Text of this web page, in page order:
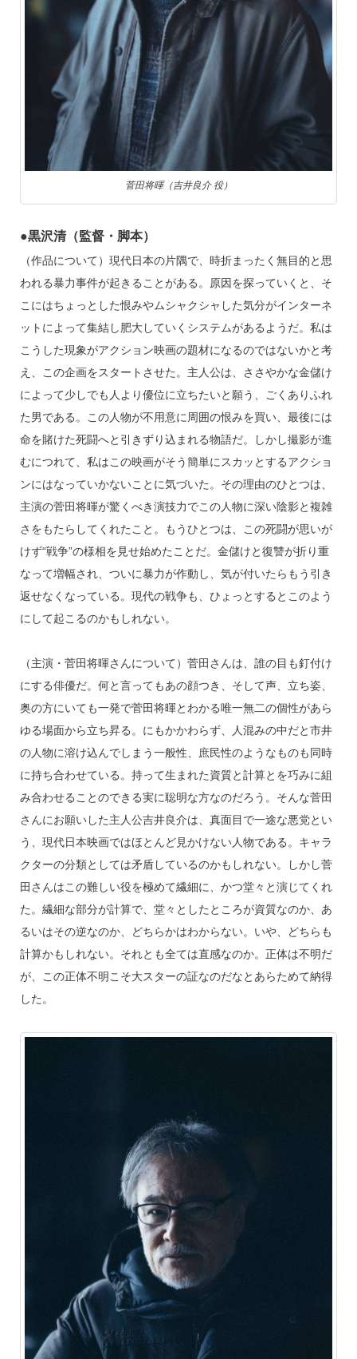
菅田将暉（吉井良介 役）
●黒沢清（監督・脚本）
（作品について）現代日本の片隅で、時折まったく無目的と思
われる暴力事件が起きることがある。原因を探っていくと、そ
こにはちょっとした恨みやムシャクシャした気分がインターネ
ットによって集結し肥大していくシステムがあるようだ。私は
こうした現象がアクション映画の題材になるのではないかと考
え、この企画をスタートさせた。主人公は、ささやかな金儲け
によって少しでも人より優位に立ちたいと願う、ごくありふれ
た男である。この人物が不用意に周囲の恨みを買い、最後には
命を賭けた死闘へと引きずり込まれる物語だ。しかし撮影が進
むにつれて、私はこの映画がそう簡単にスカッとするアクショ
ンにはなっていかないことに気づいた。その理由のひとつは、
主演の菅田将暉が驚くべき演技力でこの人物に深い陰影と複雑
さをもたらしてくれたこと。もうひとつは、この死闘が思いが
けず“戦争”の様相を見せ始めたことだ。金儲けと復讐が折り重
なって増幅され、ついに暴力が作動し、気が付いたらもう引き
返せなくなっている。現代の戦争も、ひょっとするとこのよう
にして起こるのかもしれない。
（主演・菅田将暉さんについて）菅田さんは、誰の目も釘付け
にする俳優だ。何と言ってもあの顔つき、そして声、立ち姿、
奥の方にいても一発で菅田将暉とわかる唯一無二の個性があら
ゆる場面から立ち昇る。にもかかわらず、人混みの中だと市井
の人物に溶け込んでしまう一般性、庶民性のようなものも同時
に持ち合わせている。持って生まれた資質と計算とを巧みに組
み合わせることのできる実に聡明な方なのだろう。そんな菅田
さんにお願いした主人公吉井良介は、真面目で一途な悪党とい
う、現代日本映画ではほとんど見かけない人物である。キャラ
クターの分類としては矛盾しているのかもしれない。しかし菅
田さんはこの難しい役を極めて繊細に、かつ堂々と演じてくれ
た。繊細な部分が計算で、堂々としたところが資質なのか、あ
るいはその逆なのか、どちらかはわからない。いや、どちらも
計算かもしれない。それとも全ては直感なのか。正体は不明だ
が、この正体不明こそ大スターの証なのだなとあらためて納得
した。